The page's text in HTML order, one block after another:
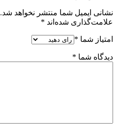
نشانی ایمیل شما منتشر نخواهد شد.
علامت‌گذاری شده‌اند *
امتیاز شما *
دیدگاه شما *